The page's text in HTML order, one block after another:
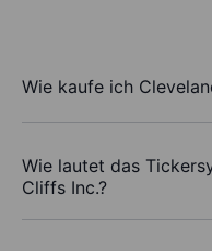
Wie kaufe ich
Wie lautet das
Cliffs Inc.?